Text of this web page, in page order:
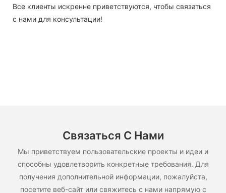
Все клиенты искренне приветствуются, чтобы связаться
с нами для консультации!
Связаться С Нами
Мы приветствуем пользовательские проекты и идеи и
способны удовлетворить конкретные требования. Для
получения дополнительной информации, пожалуйста,
посетите веб-сайт или свяжитесь с нами напрямую с